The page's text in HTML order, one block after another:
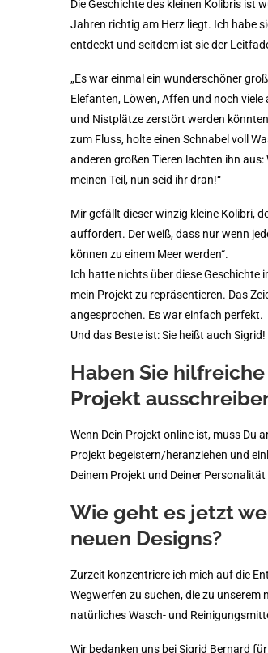
Die Geschichte des kleinen Kolibris ist
Jahren richtig am Herz liegt. Ich habe
entdeckt und seitdem ist sie der
„Es war einmal ein wunderschöner
Elefanten, Löwen, Affen und noch viele
und Nistplätze zerstört werden
zum Fluss, holte einen Schnabel voll
anderen großen Tieren lachten ihn
meinen Teil, nun seid ihr dran!“
Mir gefällt dieser winzig kleine Kolibri,
auffordert. Der weiß, dass nur wenn
können zu einem Meer werden“.
Ich hatte nichts über diese Geschichte
mein Projekt zu repräsentieren. Das
angesprochen. Es war einfach perfekt.
Und das Beste ist: Sie heißt auch
Haben Sie
Projekt
Wenn Dein Projekt online ist, muss Du
Projekt begeistern/heranziehen und
Deinem Projekt und Deiner
Wie geht es jetzt
neuen Designs?
Zurzeit konzentriere ich mich auf die
Wegwerfen zu suchen, die zu unserem
natürliches Wasch- und
Wir bedanken uns bei Sigrid Bernard